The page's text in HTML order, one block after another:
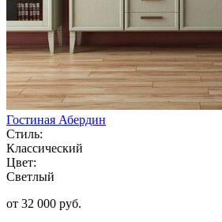
Гостиная Абердин
Стиль:
Классический
Цвет:
Светлый
от 32 000 руб.